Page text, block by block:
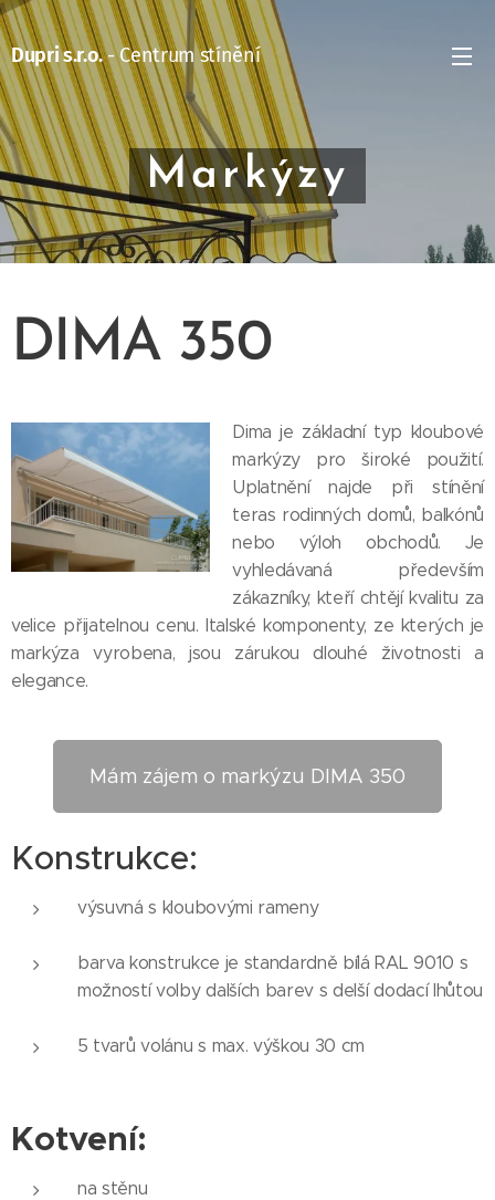
Dupri s.r.o.- Centrum stínění
Markýzy
DIMA 350
Dima je základní typ kloubové
markýzy pro široké použití.
Uplatnění najde při stínění
teras rodinných domů, balkónů
nebo výloh obchodů. Je
vyhledávaná především
zákazníky, kteří chtějí kvalitu za
velice přijatelnou cenu. Italské komponenty, ze kterých je
markýza vyrobena, jsou zárukou dlouhé životnosti a
elegance.
Mám zájem o markýzu DIMA 350
Konstrukce:
výsuvná s kloubovými rameny
barva konstrukce je standardně bílá RAL 9010 s
možností volby dalších barev s delší dodací lhůtou
5 tvarů volánu s max. výškou 30 cm
Kotvení:
na stěnu